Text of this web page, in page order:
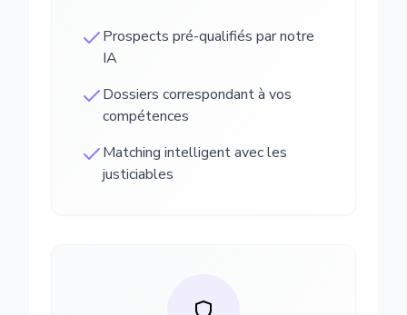
Prospects pré-qualifiés par notre
IA
Dossiers correspondant à vos
compétences
Matching intelligent avec les
justiciables